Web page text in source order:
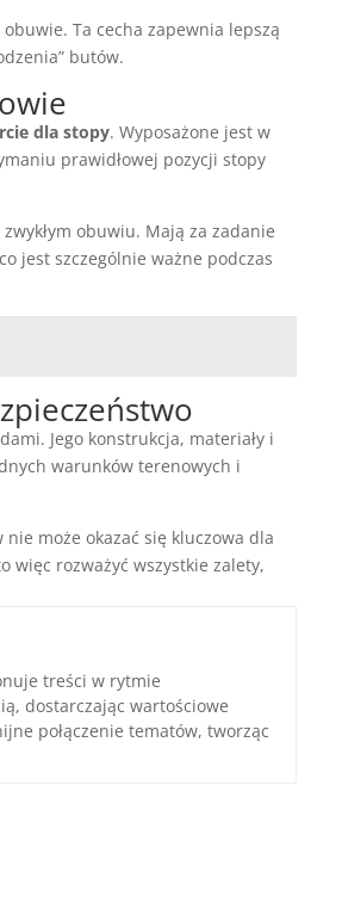
Ta cecha zapewnia lepszą
butów.
dla stopy. Wyposażone jest w
prawidłowej pozycji stopy
obuwiu. Mają za zadanie
jest szczególnie ważne podczas
Jego konstrukcja, materiały i
warunków terenowych i
nie może okazać się kluczowa dla
więc rozważyć wszystkie zalety,
treści w rytmie
dostarczając wartościowe
połączenie tematów, tworząc